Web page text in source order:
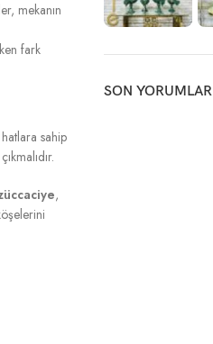
mekanın
fark
sahip
,
SON YORUMLAR